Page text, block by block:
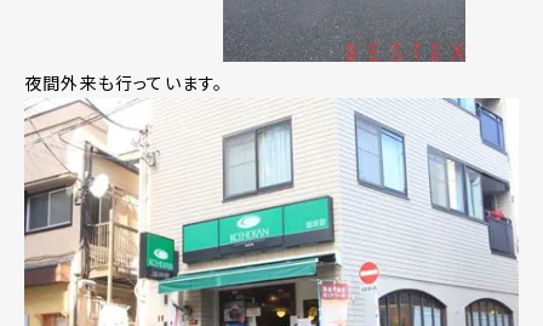
夜間外来も行っています。